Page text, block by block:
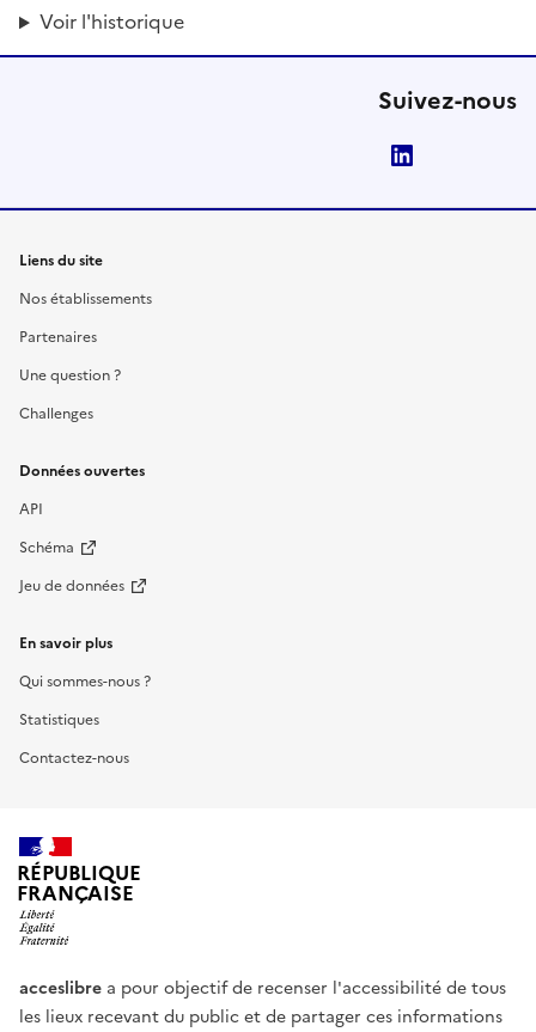
Voir l'historique
Suivez-nous
Liens du site
Nos établissements
Partenaires
Une question ?
Challenges
Données ouvertes
API
Schéma
Jeu de données
En savoir plus
Qui sommes-nous ?
Statistiques
Contactez-nous
RÉPUBLIQUE
FRANÇAISE
acceslibre a pour objectif de recenser l'accessibilité de tous
les lieux recevant du public et de partager ces informations